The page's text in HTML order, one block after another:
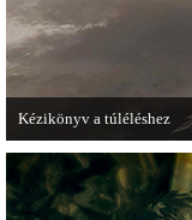
Kézikönyv a túléléshez
A Tomb Raider sem ússza